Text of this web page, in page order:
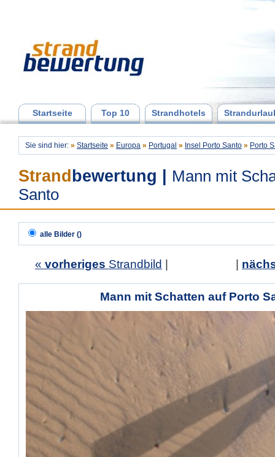
Startseite Top 10 Strandhotels
Sie sind hier: » Startseite » Europa » Portugal » Insel Porto Santo » Porto
Strand bewertung
Mann mit
Santo
alle Bilder ()
« vorheriges Strandbild
Mann mit Schatten auf Porto